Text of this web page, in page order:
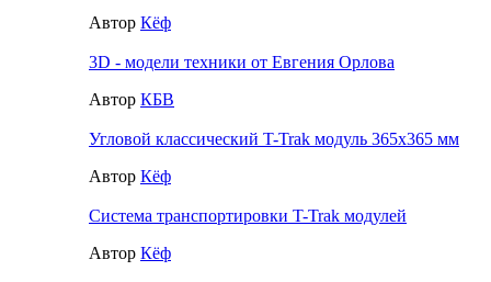
Автор Кёф
3D - модели техники от Евгения Орлова
Автор КБВ
Угловой классический T-Trak модуль 365х365 мм
Автор Кёф
Система транспортировки T-Trak модулей
Автор Кёф